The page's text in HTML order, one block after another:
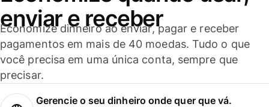
enviar e receber
Economize dinheiro ao enviar, pagar e receber
pagamentos em mais de 40 moedas. Tudo o que
você precisa em uma única conta, sempre que
precisar.
Gerencie o seu dinheiro onde quer que vá.